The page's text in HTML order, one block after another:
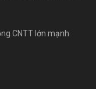
CNTT lớn mạnh